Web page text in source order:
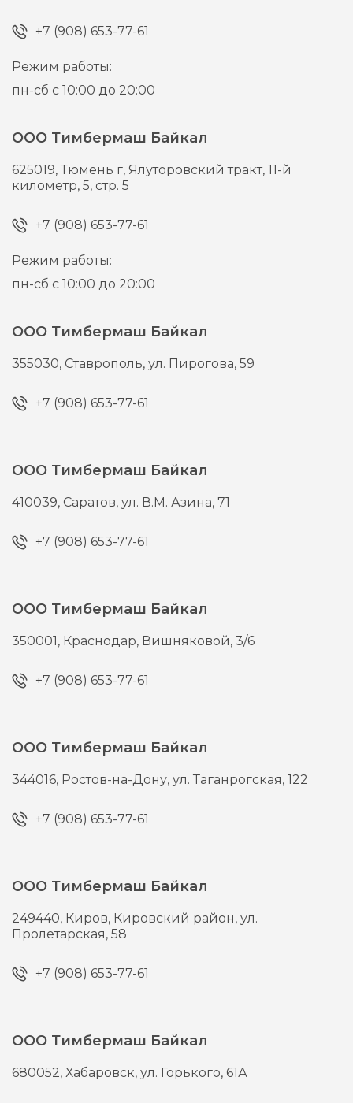
+7 (908) 653-77-61
Режим работы:
пн-сб с 10:00 до 20:00
ООО Тимбермаш Байкал
625019,Тюмень г, Ялуторовский тракт, 11-й
километр, 5, стр. 5
+7 (908) 653-77-61
Режим работы:
пн-сб с 10:00 до 20:00
ООО Тимбермаш Байкал
355030, Ставрополь,ул. Пирогова, 59
+7 (908) 653-77-61
ООО Тимбермаш Байкал
410039, Саратов,ул. В.М. Азина, 71
+7 (908) 653-77-61
ООО Тимбермаш Байкал
350001, Краснодар, Вишняковой, 3/6
+7 (908) 653-77-61
ООО Тимбермаш Байкал
344016, Ростов-на-Дону,ул. Таганрогская, 122
+7 (908) 653-77-61
ООО Тимбермаш Байкал
249440, Киров, Кировский район, ул.
Пролетарская, 58
+7 (908) 653-77-61
ООО Тимбермаш Байкал
680052,Хабаровск,ул. Горького, 61А